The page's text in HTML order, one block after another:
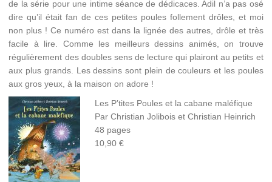
de la série pour une intime séance de dédicaces. Adil n’a pas osé
dire qu’il était fan de ces petites poules follement drôles, et moi
non plus ! Ce numéro est dans la lignée des autres, drôle et très
facile à lire. Comme les meilleurs dessins animés, on trouve
régulièrement des doubles sens de lecture qui plairont au petits et
aux plus grands. Les dessins sont plein de couleurs et les poules
aux gros yeux, à la maison on adore !
Les P’tites Poules et la cabane maléfique
Par Christian Jolibois et Christian Heinrich
48 pages
10,90 €